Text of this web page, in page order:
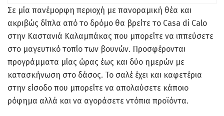
Σε μία πανέμορφη περιοχή με πανοραμική θέα και
ακριβώς δίπλα από το δρόμο θα βρείτε το Casa di Calo
στην Καστανιά Καλαμπάκας που μπορείτε να ιππεύσετε
στο μαγευτικό τοπίο των βουνών. Προσφέρονται
προγράμματα μίας ώρας έως και δύο ημερών με
κατασκήνωση στο δάσος. Το σαλέ έχει και καφετέρια
στην είσοδο που μπορείτε να απολαύσετε κάποιο
ρόφημα αλλά και να αγοράσετε ντόπια προϊόντα.